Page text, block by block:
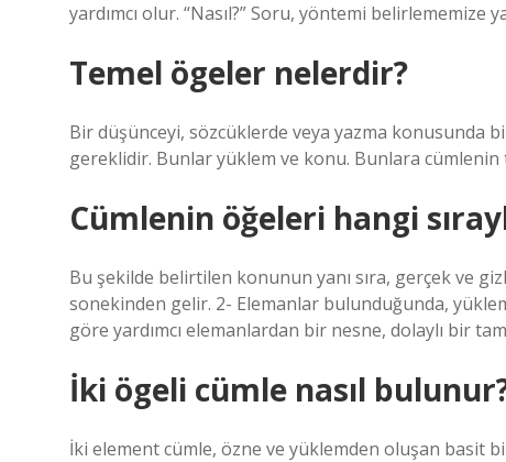
yardımcı olur. “Nasıl?” Soru, yöntemi belirlememize
Temel ögeler nelerdir?
Bir düşünceyi, sözcüklerde veya yazma konusunda
gereklidir. Bunlar yüklem ve konu. Bunlara cümlenin
Cümlenin öğeleri hangi
Bu şekilde belirtilen konunun yanı sıra, gerçek ve
sonekinden gelir. 2- Elemanlar bulunduğunda,
göre yardımcı elemanlardan bir nesne, dolaylı bir
İki ögeli cümle nasıl
İki element cümle, özne ve yüklemden oluşan basit